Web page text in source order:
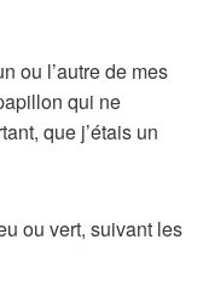
ou l’autre de mes
qui ne
que j’étais un
ou vert, suivant les